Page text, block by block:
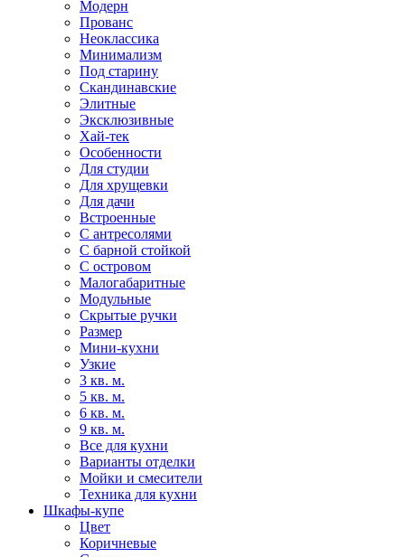
Модерн
Прованс
Неоклассика
Минимализм
Под старину
Скандинавские
Элитные
Эксклюзивные
Хай-тек
Особенности
Для студии
Для хрущевки
Для дачи
Встроенные
С антресолями
С барной стойкой
С островом
Малогабаритные
Модульные
Скрытые ручки
Размер
Мини-кухни
Узкие
3 кв. м.
5 кв. м.
6 кв. м.
9 кв. м.
Все для кухни
Варианты отделки
Мойки и смесители
Техника для кухни
Шкафы-купе
Цвет
Коричневые